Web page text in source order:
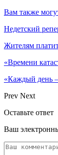
Вам также
Недетский
Жителям
«Времени
«Каждый день
Prev Next
Оставьте ответ
Ваш